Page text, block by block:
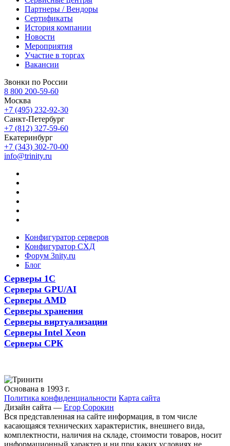
Партнеры / Вендоры
Сертификаты
История компании
Новости
Мероприятия
Участие в торгах
Вакансии
Звонки по России
8 800 200-59-60
Москва
+7 (495) 232-92-30
Санкт-Петербург
+7 (812) 327-59-60
Екатеринбург
+7 (343) 302-70-00
info@trinity.ru
Конфигуратор серверов
Конфигуратор СХД
Форум 3nity.ru
Блог
Серверы 1С
Серверы GPU/AI
Серверы AMD
Серверы хранения
Серверы виртуализации
Серверы Intel Xeon
Серверы СРК
Основана в 1993 г.
Политика конфиденциальности Карта сайта
Дизайн сайта — Егор Сорокин
Вся представленная на сайте информация, в том числе
касающаяся технических характеристик, внешнего вида,
комплектности, наличия на складе, стоимости товаров, носит